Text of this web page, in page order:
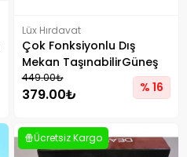
Lüx Hırdavat
Çok Fonksiyonlu Dış
Mekan TaşınabilirGüneş
Enerjili Lamba Jb-2358
Siyah
449.00₺
379.00₺ % 16
Ücretsiz Kargo